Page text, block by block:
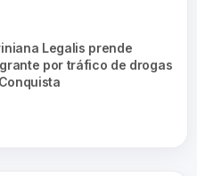
Legalis prende
por tráfico de drogas